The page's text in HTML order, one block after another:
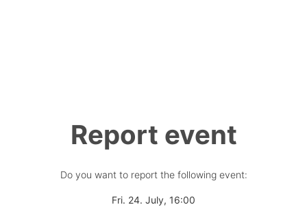
Report event
Do you want to report the following event:
Fri. 24. July, 16:00